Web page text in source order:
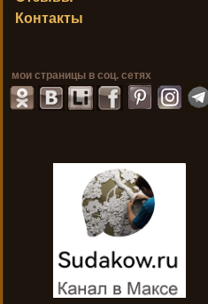
Контакты
мои страницы в соц. сетях